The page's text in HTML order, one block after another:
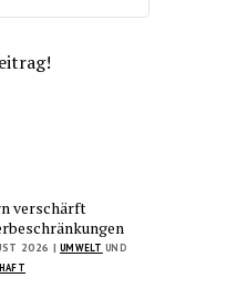
verschärft
2026 | UMWELT UND